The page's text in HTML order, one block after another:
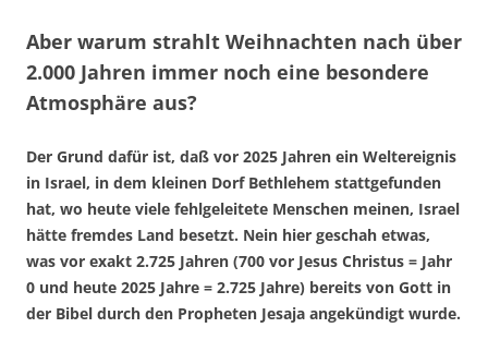
Aber warum strahlt Weihnachten nach über
2.000 Jahren immer noch eine besondere
Atmosphäre aus?
Der Grund dafür ist, daß vor 2025 Jahren ein Weltereignis
in Israel, in dem kleinen Dorf Bethlehem stattgefunden
hat, wo heute viele fehlgeleitete Menschen meinen, Israel
hätte fremdes Land besetzt. Nein hier geschah etwas,
was vor exakt 2.725 Jahren (700 vor Jesus Christus = Jahr
0 und heute 2025 Jahre = 2.725 Jahre) bereits von Gott in
der Bibel durch den Propheten Jesaja angekündigt wurde.